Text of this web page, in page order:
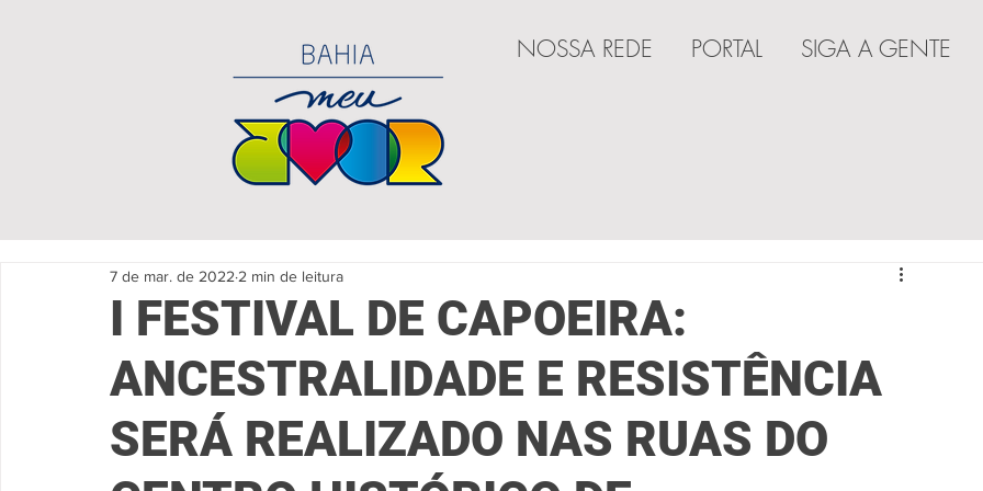
NOSSA REDE PORTAL SIGA A GENTE
I FESTIVAL DE CAPOEIRA:
ANCESTRALIDADE E RESISTÊNCIA
SERÁ REALIZADO NAS RUAS DO
7 de mar. de 2022 2 min de leitura